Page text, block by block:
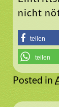
nicht
teilen
teilen
Posted in